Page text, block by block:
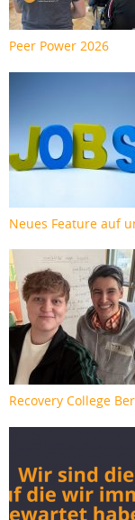
Peer Power 2026
Neues Feature auf
Recovery College